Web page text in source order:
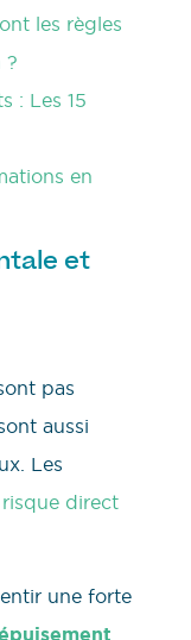
les règles
?
: Les 15
en
et
pas
aussi
Les
risque direct
une forte